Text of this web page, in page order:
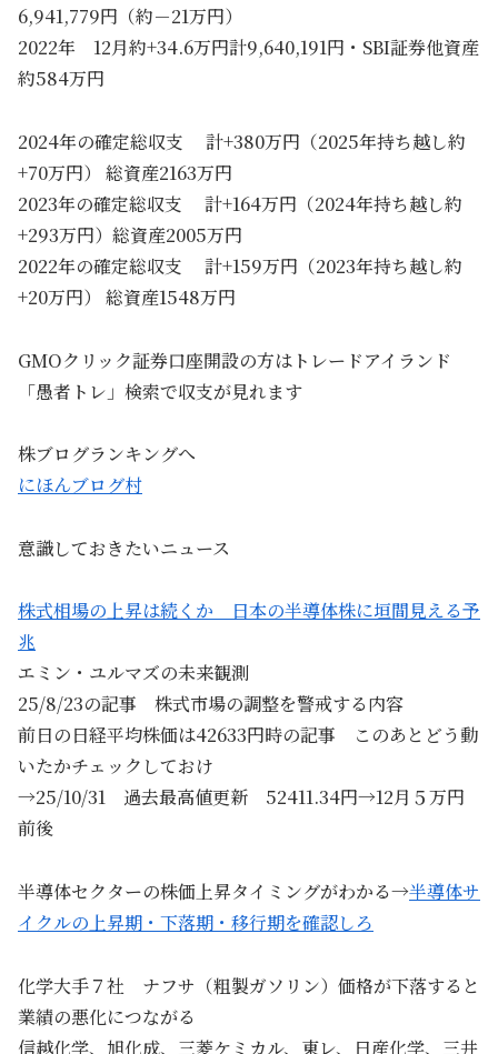
6,941,779円（約－21万円）
2022年 12月約+34.6万円計9,640,191円・SBI証券他資産
約584万円
2024年の確定総収支 計+380万円（2025年持ち越し約
+70万円） 総資産2163万円
2023年の確定総収支 計+164万円（2024年持ち越し約
+293万円）総資産2005万円
2022年の確定総収支 計+159万円（2023年持ち越し約
+20万円） 総資産1548万円
GMOクリック証券口座開設の方はトレードアイランド
「愚者トレ」検索で収支が見れます
株ブログランキングへ
にほんブログ村
意識しておきたいニュース
株式相場の上昇は続くか 日本の半導体株に垣間見える予
兆
エミン・ユルマズの未来観測
25/8/23の記事 株式市場の調整を警戒する内容
前日の日経平均株価は42633円時の記事 このあとどう動
いたかチェックしておけ
→25/10/31 過去最高値更新 52411.34円→12月５万円
前後
半導体セクターの株価上昇タイミングがわかる→半導体サ
イクルの上昇期・下落期・移行期を確認しろ
化学大手７社 ナフサ（粗製ガソリン）価格が下落すると
業績の悪化につながる
信越化学、旭化成、三菱ケミカル、東レ、日産化学、三井